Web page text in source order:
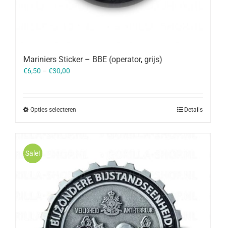
Mariniers Sticker – BBE (operator, grijs)
€6,50 – €30,00
Opties selecteren Details
Sale!